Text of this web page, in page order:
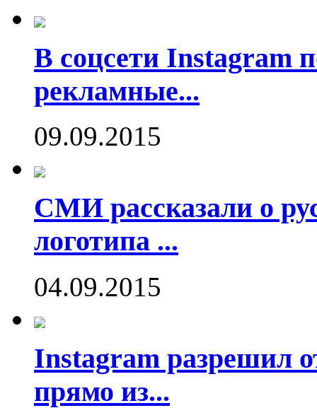
В соцсети Instagram
рекламные...
09.09.2015
СМИ рассказали о
логотипа ...
04.09.2015
Instagram разрешил
прямо из...